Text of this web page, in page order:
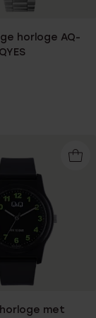
horloge AQ-
met